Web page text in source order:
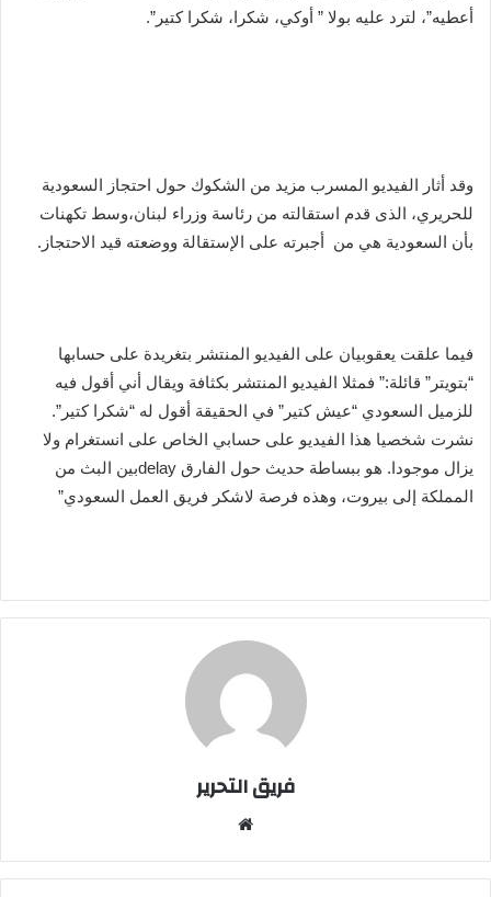
أعطيه”، لترد عليه بولا ” أوكي، شكرا، شكرا كتير”.
وقد أثار الفيديو المسرب مزيد من الشكوك حول احتجاز السعودية
للحريري، الذى قدم استقالته من رئاسة وزراء لبنان،وسط تكهنات
بأن السعودية هي من أجبرته على الإستقالة ووضعته قيد الاحتجاز.
فيما علقت يعقوبيان على الفيديو المنتشر بتغريدة على حسابها
“بتويتر” قائلة:” فمثلا الفيديو المنتشر بكثافة ويقال أني أقول فيه
للزميل السعودي “عيش كتير” في الحقيقة أقول له “شكرا كتير”.
نشرت شخصيا هذا الفيديو على حسابي الخاص على انستغرام ولا
يزال موجودا. هو ببساطة حديث حول الفارق delayبين البث من
المملكة إلى بيروت، وهذه فرصة لاشكر فريق العمل السعودي”
فريق التحرير